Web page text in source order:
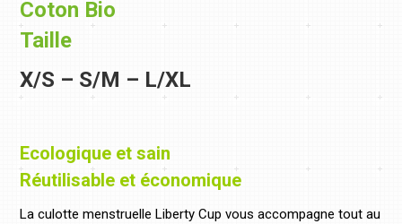
Coton Bio
Taille
X/S – S/M – L/XL
Ecologique et sain
Réutilisable et économique
La culotte menstruelle Liberty Cup vous accompagne tout au